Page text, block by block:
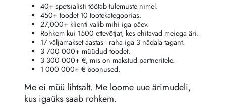
40+ spetsialisti töötab tulemuste nimel.
450+ toodet 10 tootekategoorias.
27,000+ klienti valib mihi iga päev.
Rohkem kui 1500 ettevõtjat, kes ehitavad meiega äri.
17 väljamakset aastas - raha iga 3 nädala tagant.
3 700 000+ müüdud toodet.
3 300 000+ €, mis on makstud partneritele.
1 000 000+ € boonused.
Me ei müü lihtsalt. Me loome uue ärimudeli,
kus igaüks saab rohkem.